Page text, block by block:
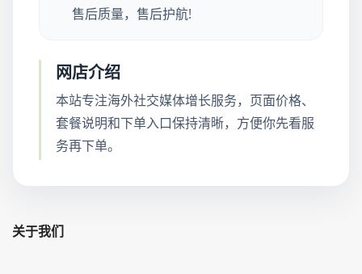
售后质量，售后护航!
网店介绍
本站专注海外社交媒体增长服务，页面价格、
套餐说明和下单入口保持清晰，方便你先看服
务再下单。
关于我们